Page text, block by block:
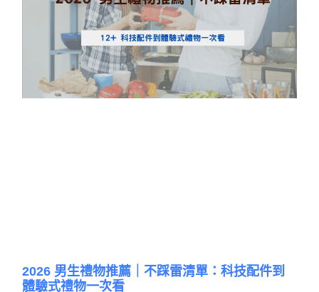
2026 男生禮物推薦｜不踩雷清單：科技配件到
體驗式禮物一次看